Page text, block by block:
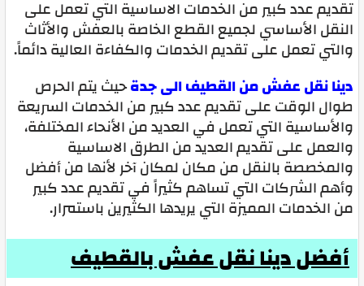
تقديم عدد كبير من الخدمات الاساسية التي تعمل على
النقل الأساسي لجميع القطع الخاصة بالعفش والأثاث
والتي تعمل على تقديم الخدمات والكفاءة العالية دائماً.
دينا نقل عفش من القطيف الى جدةحيث يتم الحرص
طوال الوقت على تقديم عدد كبير من الخدمات السريعة
والأساسية التي تعمل في العديد من الأنحاء المختلفة،
والعمل على تقديم العديد من الطرق الاساسية
والمخصصة بالنقل من مكان لمكان آخر لأنها من أفضل
وأهم الشركات التي تساهم كثيراً في تقديم عدد كبير
من الخدمات المميزة التي يريدها الكثيرين باستمرار.
أفضل دينا نقل عفش بالقطيف